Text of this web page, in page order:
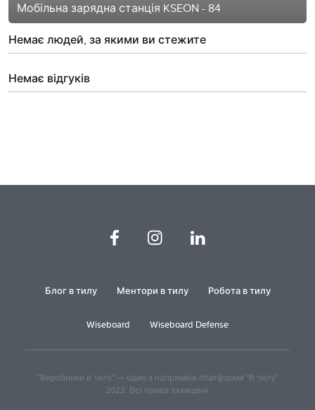
Мобільна зарядна станція KSEON - 84
Немає людей, за якими ви стежите
Немає відгуків
Блог в тилу Ментори в тилу Робота в тилу
Wiseboard Wiseboard Defense
"Виробники в тилу" — один з напрямків платформи "В тилу"
2022. Всі права захищені.